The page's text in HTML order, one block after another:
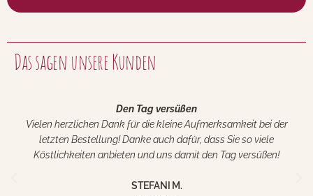
Das sagen unsere Kunden
Den Tag versüßen
Vielen herzlichen Dank für die kleine Aufmerksamkeit bei der
letzten Bestellung! Danke auch dafür, dass Sie so viele
Köstlichkeiten anbieten und uns damit den Tag versüßen!
STEFANI M.